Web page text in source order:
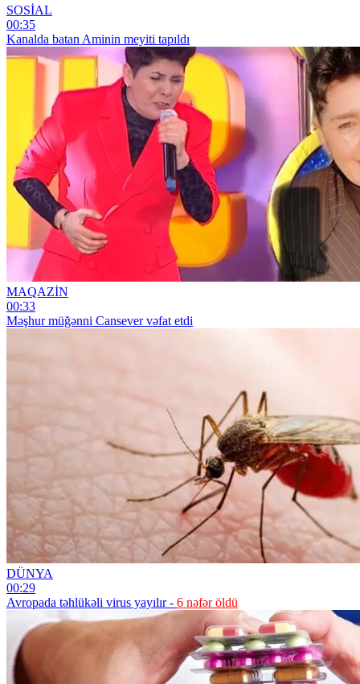
00:35
Kanalda batan Aminin meyiti tapıldı
MAQAZİN
00:33
Məşhur müğənni Cansever vəfat etdi
DÜNYA
00:29
Avropada təhlükəli virus yayılır -